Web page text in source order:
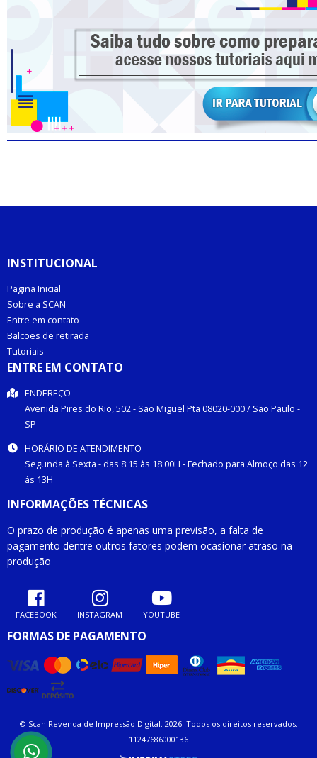
INSTITUCIONAL
Pagina Inicial
Sobre a SCAN
Entre em contato
Balcões de retirada
Tutoriais
ENTRE EM CONTATO
ENDEREÇO
Avenida Pires do Rio, 502 - São Miguel Pta 08020-000/ São Paulo -
SP
HORÁRIO DE ATENDIMENTO
Segunda à Sexta - das 8:15 às 18:00H - Fechado para Almoço das 12
às 13H
INFORMAÇÕES TÉCNICAS
O prazo de produção é apenas uma previsão, a falta de
pagamento dentre outros fatores podem ocasionar atraso na
produção
FACEBOOK INSTAGRAM YOUTUBE
FORMAS DE PAGAMENTO
© Scan Revenda de Impressão Digital. 2026. Todos os direitos reservados.
11247686000136